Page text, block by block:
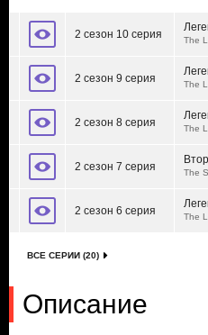
2 сезон 10 серия The
2 сезон 9 серия The
2 сезон 8 серия The
2 сезон 7 серия The
2 сезон 6 серия The
ВСЕ СЕРИИ (20)
Описание